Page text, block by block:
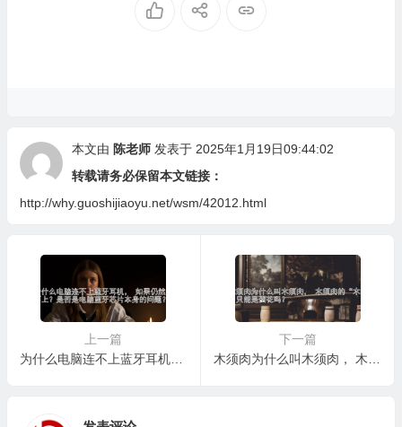
本文由 陈老师发表于 2025年1月19日09:44:02
转载请务必保留本文链接：
http://why.guoshijiaoyu.net/wsm/42012.html
上一篇
为什么电脑连不上蓝牙耳机， 如果仍然连不上？是否是电脑蓝牙芯片本身的问题？
下一篇